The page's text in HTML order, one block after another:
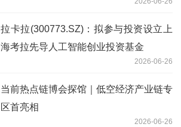
拉卡拉(300773.SZ)：拟参与投资设立上
海考拉先导人工智能创业投资基金
2026-06-26
当前热点链博会探馆｜低空经济产业链专
区首亮相
2026-06-26